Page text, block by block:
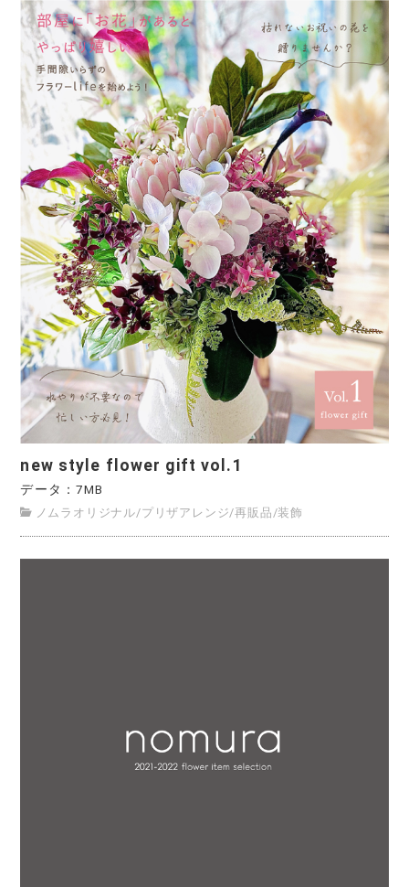
new style flower gift vol.1
データ：7MB
ノムラオリジナル/プリザアレンジ/再販品 /装飾